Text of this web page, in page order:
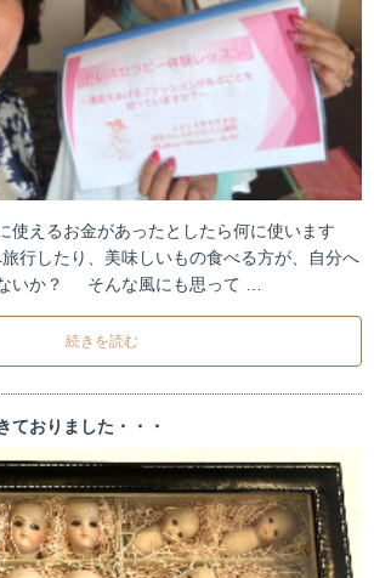
使えるお金があったとしたら何に使います
したり、美味しいもの食べる方が、自分へ
いか？ そんな風にも思って …
続きを読む
ておりました・・・